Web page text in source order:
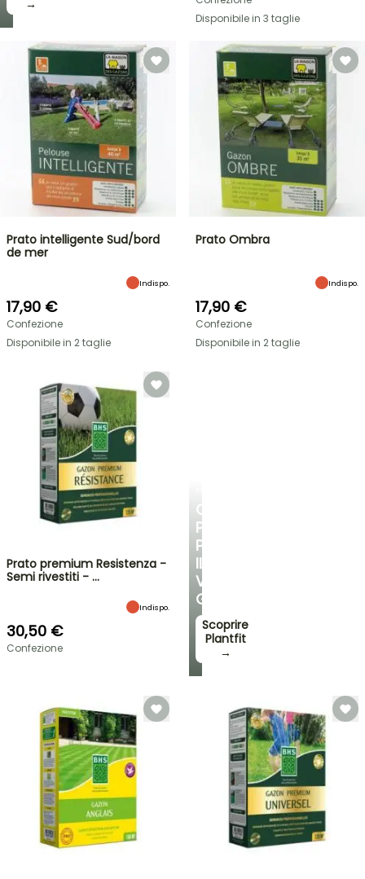
→
CONSIGLI
PERSONALIZZATI
PER
IL
VOSTRO
GIARDINO
Scoprire
Plantfit
→
Disponibile in 3 taglie
Prato intelligente Sud/bord
de mer
Indispo.
17,90 €
Confezione
Disponibile in 2 taglie
Prato Ombra
Indispo.
17,90 €
Confezione
Disponibile in 2 taglie
Prato premium Resistenza -
Semi rivestiti - …
Indispo.
30,50 €
Confezione